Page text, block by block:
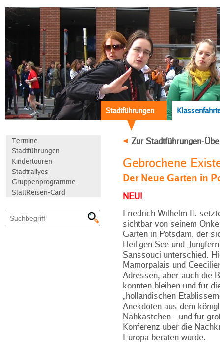
Stadtführungen
Termine
Stadtführungen
Kindertouren
Stadtrallyes
Gruppenprogramme
StattReisen-Card
Zur Stadtführungen-
Gebrochene
Der Neue Garten in
NEU!
Friedrich Wilhelm II.
sichtbar von seinem
Garten in Potsdam, der
Heiligen See und
Sanssouci unterschied.
Mamorpalais und
Adressen, aber auch die
konnten bleiben und für
„holländischen
Anekdoten aus dem
Nähkästchen - und für
Konferenz über die
Europa beraten wurde.